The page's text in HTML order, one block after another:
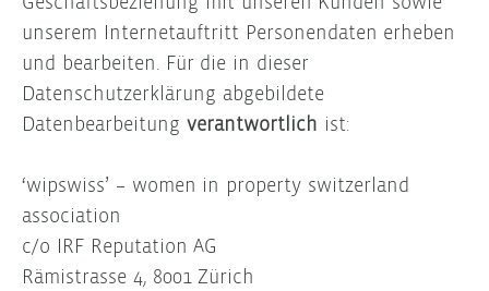
unserem Internetauftritt Personendaten erheben
und bearbeiten. Für die in dieser
Datenschutzerklärung abgebildete
Datenbearbeitung verantwortlich ist:
‘wipswiss’ – women in property switzerland
association
c/o IRF Reputation AG
Rämistrasse 4, 8001 Zürich